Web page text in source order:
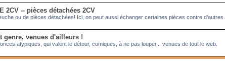
2CV -- pièces détachées 2CV
ou de pièces détachées! Ici, on peut aussi échanger certaines pièces contre d'autres.
genre, venues d'ailleurs !
atypiques, qui valent le détour, comiques, à ne pas louper... venues de tout le web.